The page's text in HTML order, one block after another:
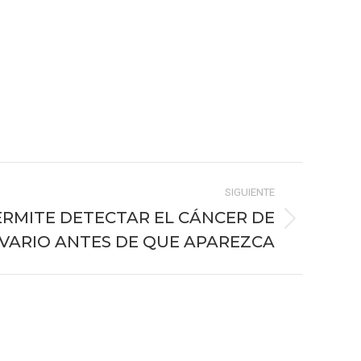
SIGUIENTE
DETECTAR EL CÁNCER DE
ANTES DE QUE APAREZCA